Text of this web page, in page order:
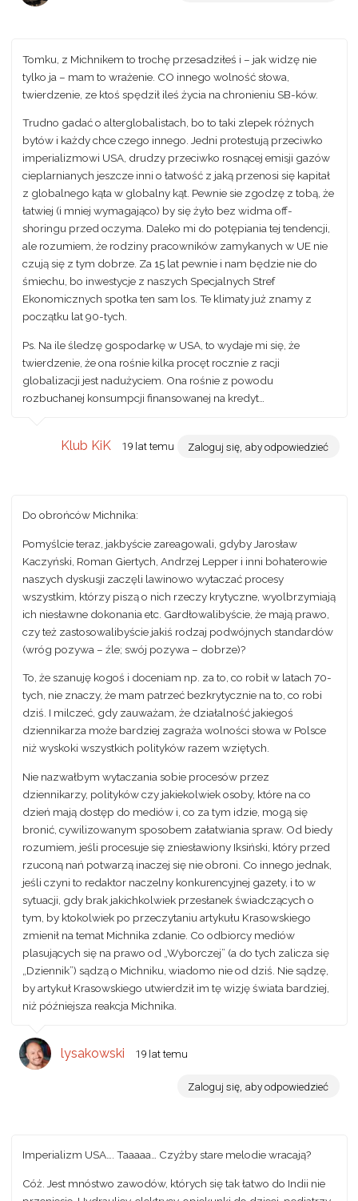
Tomku, z Michnikem to trochę przesadziłeś i – jak widzę nie
tylko ja – mam to wrażenie. CO innego wolność słowa,
twierdzenie, ze ktoś spędził ileś życia na chronieniu SB-ków.
Trudno gadać o alterglobalistach, bo to taki zlepek różnych
bytów i każdy chce czego innego. Jedni protestują przeciwko
imperializmowi USA, drudzy przeciwko rosnącej emisji gazów
cieplarnianych jeszcze inni o łatwość z jaką przenosi się kapitał
z globalnego kąta w globalny kąt. Pewnie sie zgodzę z tobą, że
łatwiej (i mniej wymagająco) by się żyło bez widma off-
shoringu przed oczyma. Daleko mi do potępiania tej tendencji,
ale rozumiem, że rodziny pracowników zamykanych w UE nie
czują się z tym dobrze. Za 15 lat pewnie i nam będzie nie do
śmiechu, bo inwestycje z naszych Specjalnych Stref
Ekonomicznych spotka ten sam los. Te klimaty już znamy z
początku lat 90-tych.
Ps. Na ile śledzę gospodarkę w USA, to wydaje mi się, że
twierdzenie, że ona rośnie kilka procęt rocznie z racji
globalizacji jest nadużyciem. Ona rośnie z powodu
rozbuchanej konsumpcji finansowanej na kredyt…
Klub KiK 19 lat temu Zaloguj się, aby odpowiedzieć
Do obrońców Michnika:
Pomyślcie teraz, jakbyście zareagowali, gdyby Jarosław
Kaczyński, Roman Giertych, Andrzej Lepper i inni bohaterowie
naszych dyskusji zaczęli lawinowo wytaczać procesy
wszystkim, którzy piszą o nich rzeczy krytyczne, wyolbrzymiają
ich niesławne dokonania etc. Gardłowalibyście, że mają prawo,
czy też zastosowalibyście jakiś rodzaj podwójnych standardów
(wróg pozywa – źle; swój pozywa – dobrze)?
To, że szanuję kogoś i doceniam np. za to, co robił w latach 70-
tych, nie znaczy, że mam patrzeć bezkrytycznie na to, co robi
dziś. I milczeć, gdy zauważam, że działalność jakiegoś
dziennikarza może bardziej zagraża wolności słowa w Polsce
niż wyskoki wszystkich polityków razem wziętych.
Nie nazwałbym wytaczania sobie procesów przez
dziennikarzy, polityków czy jakiekolwiek osoby, które na co
dzień mają dostęp do mediów i, co za tym idzie, mogą się
bronić, cywilizowanym sposobem załatwiania spraw. Od biedy
rozumiem, jeśli procesuje się zniesławiony Iksiński, który przed
rzuconą nań potwarzą inaczej się nie obroni. Co innego jednak,
jeśli czyni to redaktor naczelny konkurencyjnej gazety, i to w
sytuacji, gdy brak jakichkolwiek przesłanek świadczących o
tym, by ktokolwiek po przeczytaniu artykułu Krasowskiego
zmienił na temat Michnika zdanie. Co odbiorcy mediów
plasujących się na prawo od „Wyborczej” (a do tych zalicza się
„Dziennik”) sądzą o Michniku, wiadomo nie od dziś. Nie sądzę,
by artykuł Krasowskiego utwierdził im tę wizję świata bardziej,
niż późniejsza reakcja Michnika.
lysakowski 19 lat temu
Zaloguj się, aby odpowiedzieć
Imperializm USA…. Taaaaa… Czyżby stare melodie wracają?
Cóż. Jest mnóstwo zawodów, których się tak łatwo do Indii nie